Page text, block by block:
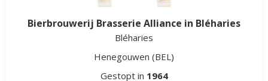
Bierbrouwerij Brasserie Alliance in Bléharies
Bléharies
Henegouwen (BEL)
Gestopt in 1964